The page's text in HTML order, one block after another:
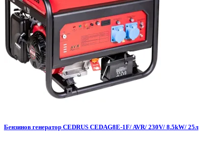
Бензинов генератор CEDRUS CEDAG8E-1F/ AVR/ 230V/ 8.5kW/ 25л